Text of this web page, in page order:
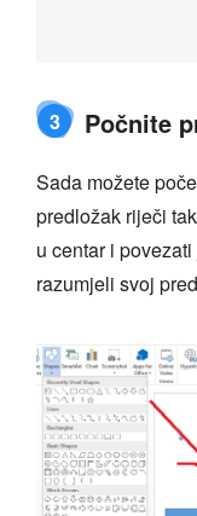
3 Počnite
Sada možete
predložak riječi
u centar i
razumjeli svoj